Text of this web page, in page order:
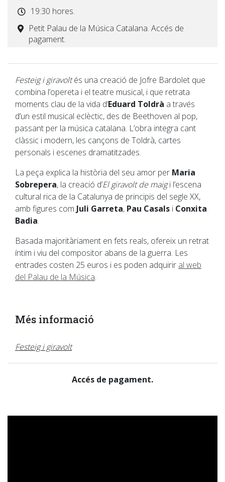
19:30 hores.
Petit Palau de la Música Catalana. Accés de
pagament.
Festeig i giravoltés una creació de Jofre Bardolet que
combina l’opereta i el teatre musical, i que retrata
moments clau de la vida d’Eduard Toldrà a través
d’un estil musical eclèctic, des de Beethoven al pop,
passant per la música catalana. L’obra integra cant
clàssic i modern, les cançons de Toldrà, cartes
personals i escenes dramatitzades.
La peça explica la història del seu amor per Maria
Sobrepera, la creació d’El giravolt de maigi l’escena
cultural rica de la Catalunya de principis del segle XX,
amb figures com Juli Garreta, Pau Casals i Conxita
Badia.
Basada majoritàriament en fets reals, ofereix un retrat
íntim i viu del compositor abans de la guerra. Les
entrades costen 25 euros i es poden adquirir al web
del Palau de la Música.
Més informació
Festeig i giravolt
Accés de pagament.